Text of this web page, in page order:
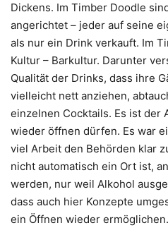
Dickens. Im Timber Doodle
angerichtet – jeder auf seine
als nur ein Drink verkauft. Im
Kultur – Barkultur. Darunter
Qualität der Drinks, dass ihre
vielleicht nett anziehen,
einzelnen Cocktails. Es ist der
wieder öffnen dürfen. Es war
viel Arbeit den Behörden klar
nicht automatisch ein Ort ist,
werden, nur weil Alkohol
dass auch hier Konzepte
ein Öffnen wieder